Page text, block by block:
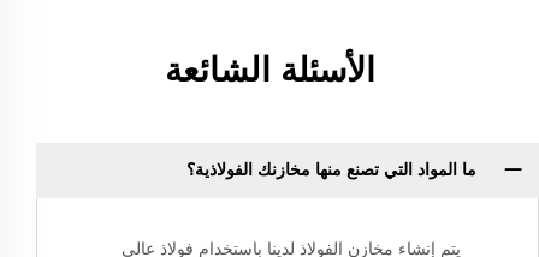
الأسئلة الشائعة
ما المواد التي تصنع منها مخازنك الفولاذية؟
يتم إنشاء مخازن الفولاذ لدينا باستخدام فولاذ عالي